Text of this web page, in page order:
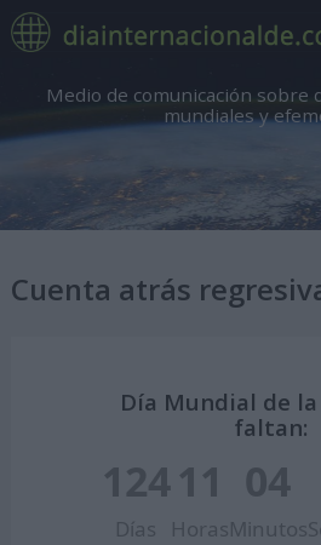
Medio de comunicación sobre
mundiales y
Cuenta atrás
Día Mundial de
faltan:
124
Días
11
Horas
04
Minutos